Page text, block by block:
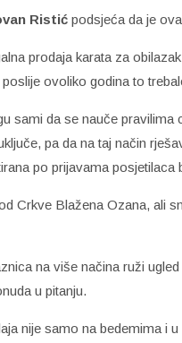
Ristić podsjeća da je
prodaja karata za
ovoliko godina to
sami da se nauče
pa da na taj način
po prijavama posjetilaca
Crkve Blažena Ozana, ali
na više načina ruži
u pitanju.
nije samo na bedemima i